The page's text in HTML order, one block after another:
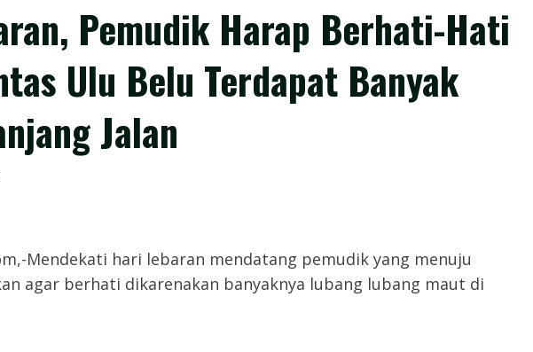
Pemudik Harap Berhati-Hati
Ulu Belu Terdapat Banyak
Jalan
Mendekati hari lebaran mendatang pemudik yang menuju
agar berhati dikarenakan banyaknya lubang lubang maut di